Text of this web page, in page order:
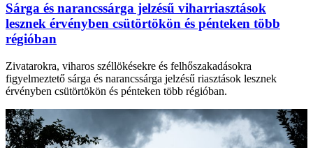
Sárga és narancssárga jelzésű viharriasztások
lesznek érvényben csütörtökön és pénteken több
régióban
Zivatarokra, viharos széllökésekre és felhőszakadásokra
figyelmeztető sárga és narancssárga jelzésű riasztások lesznek
érvényben csütörtökön és pénteken több régióban.